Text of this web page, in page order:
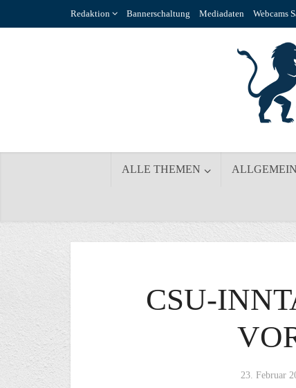
Redaktion Bannerschaltung Mediadaten Webcams
ALLE THEMEN
CSU-
23. Februar